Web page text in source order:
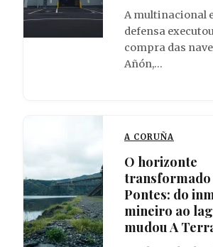
A multinacional
defensa
compra das
Añón,…
A CORUÑA
O horizonte
transformado
Pontes: do
mineiro ao
mudou A